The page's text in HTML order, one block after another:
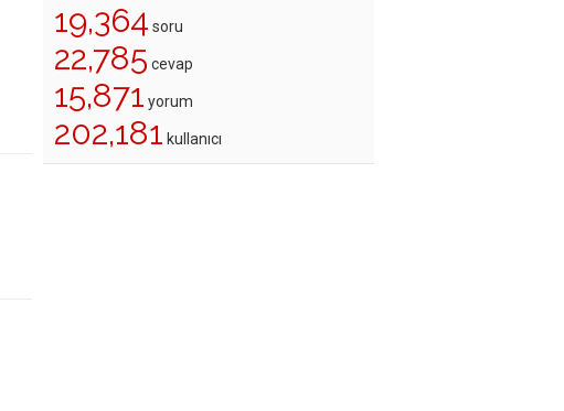
19,364 soru
22,785 cevap
15,871 yorum
202,181 kullanıcı